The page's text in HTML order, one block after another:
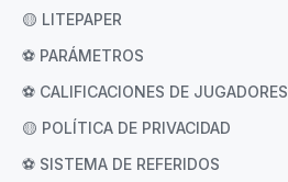
🟡 LITEPAPER
⚽ PARÁMETROS
⚽ CALIFICACIONES DE JUGADORES
🟡 POLÍTICA DE PRIVACIDAD
⚽ SISTEMA DE REFERIDOS